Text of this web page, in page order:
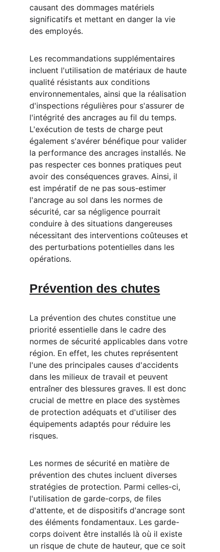
causant des dommages matériels
significatifs et mettant en danger la vie
des employés.
Les recommandations supplémentaires
incluent l'utilisation de matériaux de haute
qualité résistants aux conditions
environnementales, ainsi que la réalisation
d'inspections régulières pour s'assurer de
l'intégrité des ancrages au fil du temps.
L'exécution de tests de charge peut
également s'avérer bénéfique pour valider
la performance des ancrages installés. Ne
pas respecter ces bonnes pratiques peut
avoir des conséquences graves. Ainsi, il
est impératif de ne pas sous-estimer
l'ancrage au sol dans les normes de
sécurité, car sa négligence pourrait
conduire à des situations dangereuses
nécessitant des interventions coûteuses et
des perturbations potentielles dans les
opérations.
Prévention des chutes
La prévention des chutes constitue une
priorité essentielle dans le cadre des
normes de sécurité applicables dans votre
région. En effet, les chutes représentent
l'une des principales causes d'accidents
dans les milieux de travail et peuvent
entraîner des blessures graves. Il est donc
crucial de mettre en place des systèmes
de protection adéquats et d'utiliser des
équipements adaptés pour réduire les
risques.
Les normes de sécurité en matière de
prévention des chutes incluent diverses
stratégies de protection. Parmi celles-ci,
l'utilisation de garde-corps, de files
d'attente, et de dispositifs d'ancrage sont
des éléments fondamentaux. Les garde-
corps doivent être installés là où il existe
un risque de chute de hauteur, que ce soit